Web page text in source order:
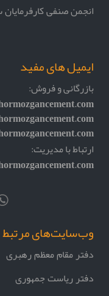
انجمن صنفی کارفرمایان
ایمیل های مفید
بازرگانی و فروش:
ارتباط با مدیریت:
وب‌سایت‌های مرتبط
دفتر مقام معظم رهبری
دفتر ریاست جمهوری